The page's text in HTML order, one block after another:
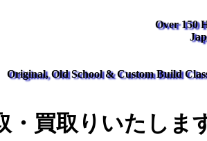
Over 150
Original, Old School & Custom Build
買取りいたしま